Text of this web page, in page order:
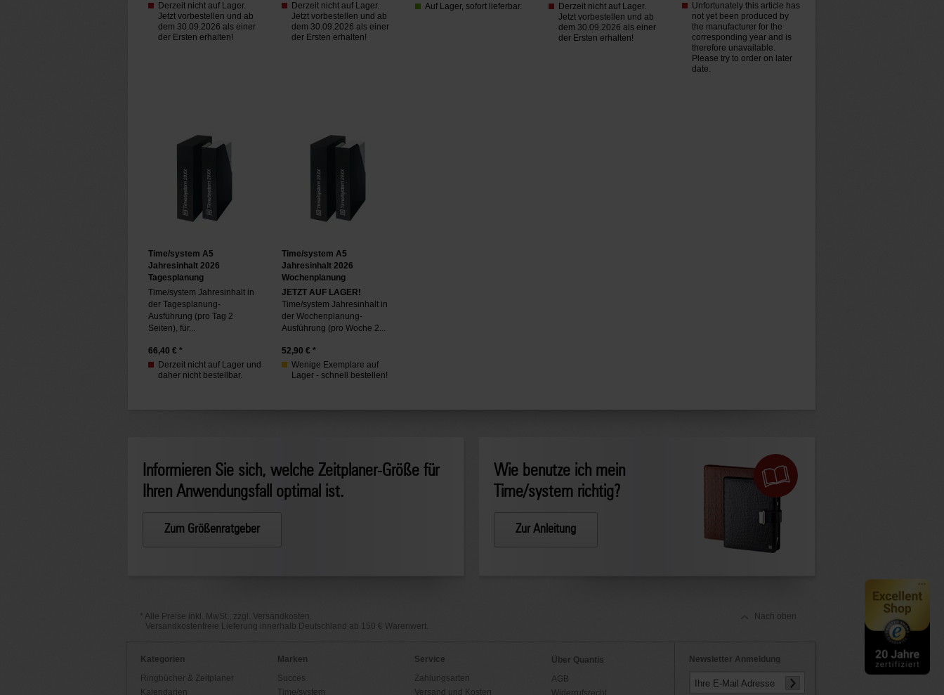
Derzeit nicht auf Lager.
Jetzt vorbestellen und ab
dem 30.09.2026 als einer
der Ersten erhalten!
Derzeit nicht auf Lager.
Jetzt vorbestellen und ab
dem 30.09.2026 als einer
der Ersten erhalten!
Auf Lager, sofort lieferbar.
Derzeit nicht auf Lager.
Jetzt vorbestellen und ab
dem 30.09.2026 als einer
der Ersten erhalten!
Unfortunately this article has
not yet been produced by
the manufacturer for the
corresponding year and is
therefore unavailable.
Please try to order on later
date.
Time/system A5
Jahresinhalt 2026
Tagesplanung
Time/system Jahresinhalt in
der Tagesplanung-
Ausführung (pro Tag 2
Seiten), für...
66,40 € *
Derzeit nicht auf Lager und
daher nicht bestellbar.
Time/system A5
Jahresinhalt 2026
Wochenplanung
JETZT AUF LAGER!
Time/system Jahresinhalt in
der Wochenplanung-
Ausführung (pro Woche 2...
52,90 € *
Wenige Exemplare auf
Lager - schnell bestellen!
Informieren Sie sich, welche Zeitplaner-Größe für
Ihren Anwendungsfall optimal ist.
Zum Größenratgeber
Wie benutze ich mein
Time/system richtig?
Zur Anleitung
* Alle Preise inkl. MwSt., zzgl. Versandkosten.
Versandkostenfreie Lieferung innerhalb Deutschland ab 150 € Warenwert.
Nach oben
Kategorien
Ringbücher & Zeitplaner
Kalendarien
Marken
Succes
Time/system
Service
Zahlungsarten
Versand und Kosten
Über Quantis
AGB
Widerrufsrecht
Newsletter Anmeldung
Ihre E-Mail Adresse